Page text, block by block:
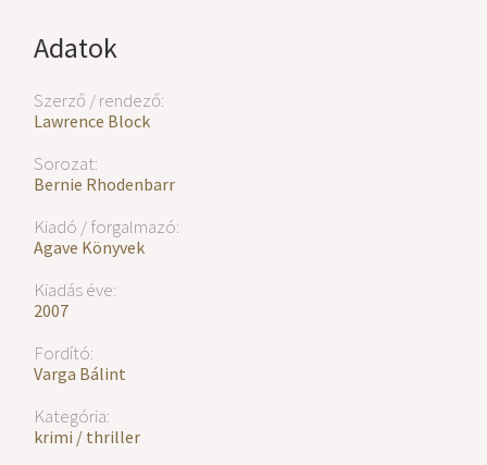
Adatok
Szerző / rendező:
Lawrence Block
Sorozat:
Bernie Rhodenbarr
Kiadó / forgalmazó:
Agave Könyvek
Kiadás éve:
2007
Fordító:
Varga Bálint
Kategória:
krimi / thriller